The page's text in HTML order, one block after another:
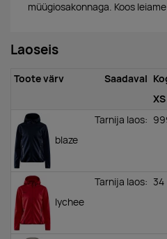
müügiosakonnaga. Koos
Laoseis
Toote värv Saadaval
XS
blaze
Tarnija laos:
lychee
Tarnija laos: 34